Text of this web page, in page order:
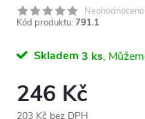
Neohodnoceno
Kód produktu: 791.1
Skladem 3 ks
246 Kč
203 Kč bez DPH